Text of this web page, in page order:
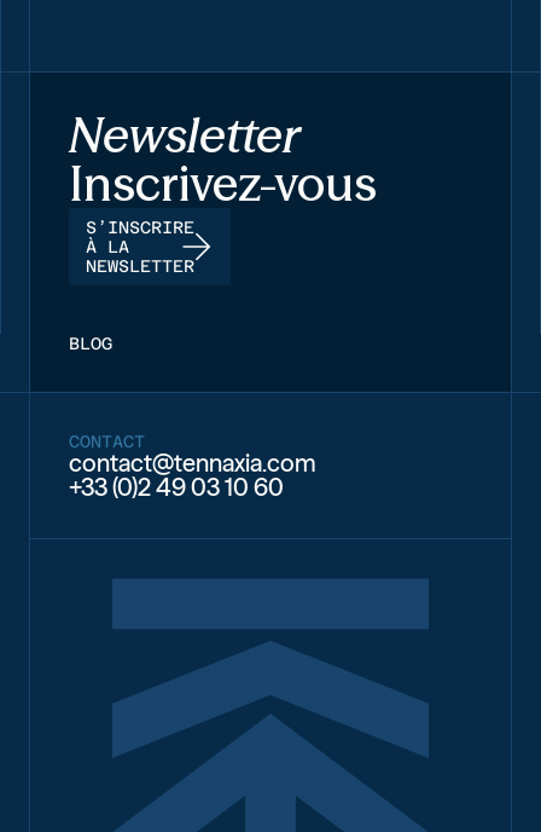
Newsletter
Inscrivez-vous
S’INSCRIRE
À LA
NEWSLETTER
BLOG
CONTACT
contact@tennaxia.com
+33 (0)2 49 03 10 60